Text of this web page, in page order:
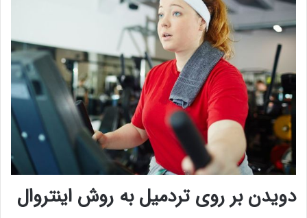
دویدن بر روی تردمیل به روش اینتروال